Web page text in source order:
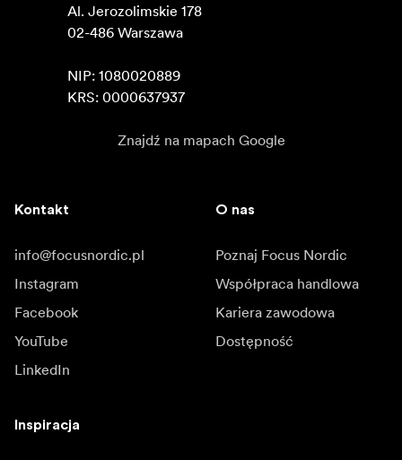
Al. Jerozolimskie 178
02-486 Warszawa
NIP: 1080020889
KRS: 0000637937
Znajdź na mapach Google
Kontakt
info@focusnordic.pl
Instagram
Facebook
YouTube
LinkedIn
O nas
Poznaj Focus Nordic
Współpraca handlowa
Kariera zawodowa
Dostępność
Inspiracja